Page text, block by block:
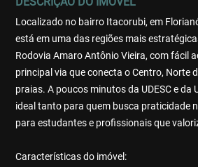
Localizado no bairro Itacorubi, em
está em uma das regiões mais
Rodovia Amaro Antônio Vieira, com fácil
principal via que conecta o Centro, Norte
praias. A poucos minutos da UDESC e da
ideal tanto para quem busca praticidade
para estudantes e profissionais que
Características do imóvel: